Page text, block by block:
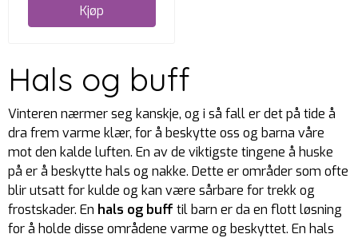
Kjøp
Hals og buff
Vinteren nærmer seg kanskje, og i så fall er det på tide å
dra frem varme klær, for å beskytte oss og barna våre
mot den kalde luften. En av de viktigste tingene å huske
på er å beskytte hals og nakke. Dette er områder som ofte
blir utsatt for kulde og kan være sårbare for trekk og
frostskader. En hals og buff til barn er da en flott løsning
for å holde disse områdene varme og beskyttet. En hals